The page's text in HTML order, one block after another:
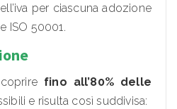
per ciascuna adozione
ISO 50001.
fino all’80% delle
e risulta così suddivisa: